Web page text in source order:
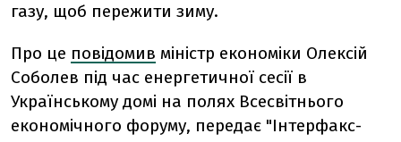
газу, щоб пережити зиму.
Про це повідомив міністр економіки Олексій
Соболев під час енергетичної сесії в
Українському домі на полях Всесвітнього
економічного форуму, передає "Інтерфакс-